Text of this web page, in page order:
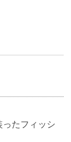
ったフィッシ